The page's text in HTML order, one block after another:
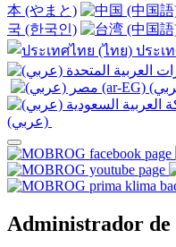
本 (やまと)
국 (한국인)
ประเ
Administrador